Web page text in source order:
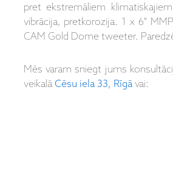
pret ekstremāliem
vibrācija, pretkorozija. 1 x 6"
CAM Gold Dome tweeter.
Mēs varam sniegt jums
veikalāCēsu iela 33, Rīgāvai: